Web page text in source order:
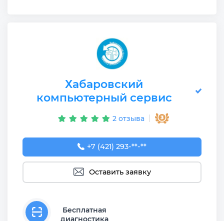
Хабаровский
компьютерный сервис
2 отзыва
+7 (421) 293-73-64
+7 (421) 293-**-**
Оставить заявку
Бесплатная
диагностика